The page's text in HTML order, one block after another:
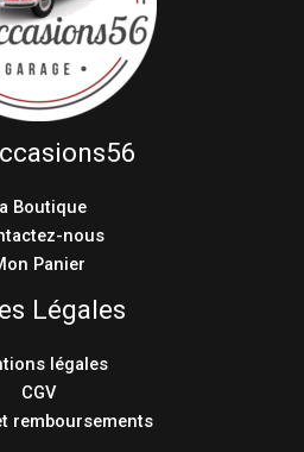
Boutique
nous
Panier
Légales
légales
CGV
remboursements